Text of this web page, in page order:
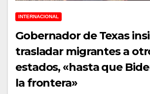
INTERNACIONAL
Gobernador de Texas
trasladar migrantes a
estados, «hasta que
la frontera»